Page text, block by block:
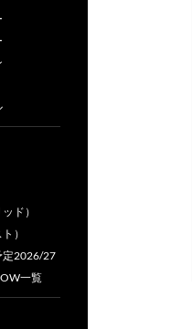
ド）
）
定2026/27
一覧